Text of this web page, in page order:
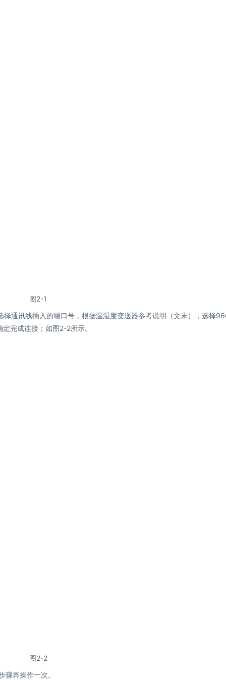
图2-1
通讯线插入的端口号，根据温湿度变送器参考说明（文末），选择
完成连接；如图2-2所示。
图2-2
再操作一次。